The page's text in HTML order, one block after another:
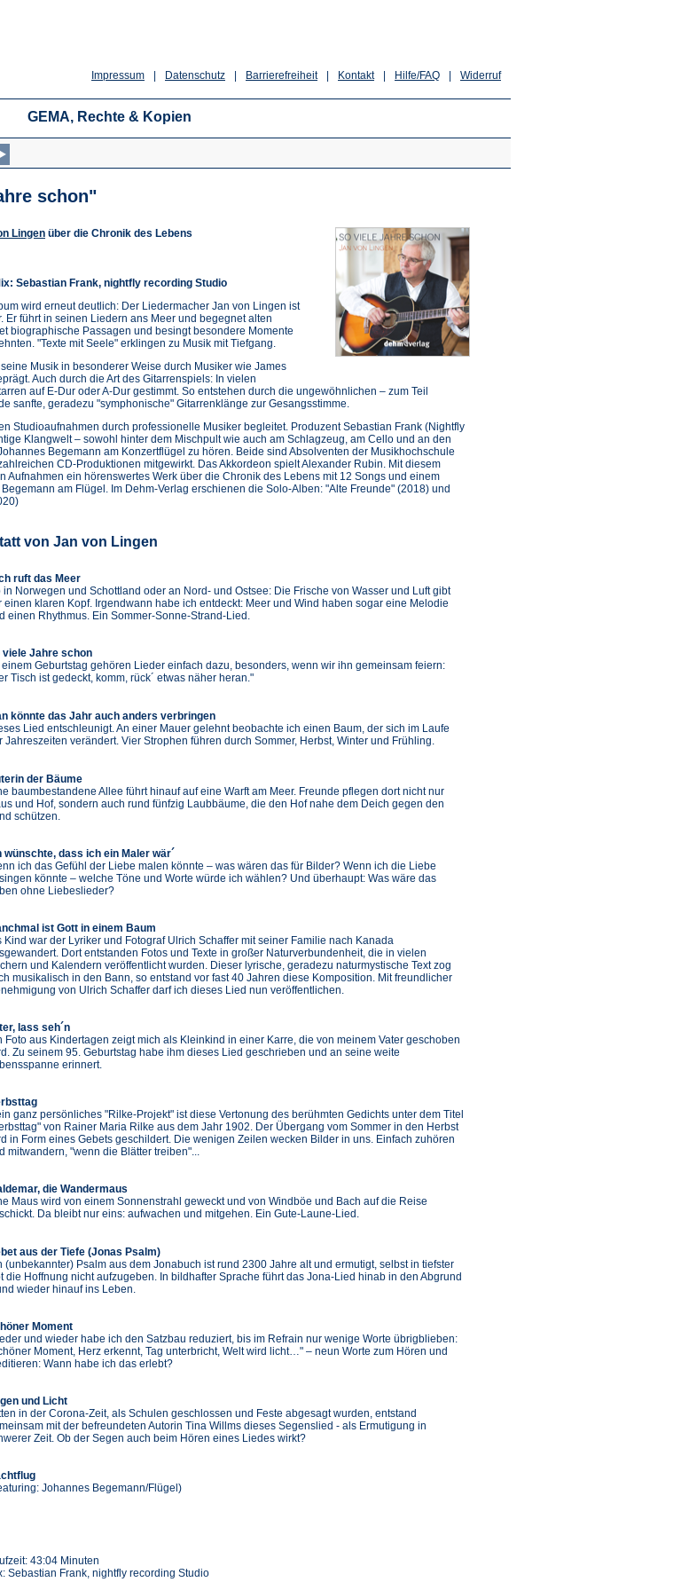
Widerruf
Hilfe/FAQ
Kontakt
Barrierefreiheit
Datenschutz
Impressum
GEMA, Rechte & Kopien
schon"
Lingen über die Chronik des Lebens
Sebastian Frank, nightfly recording Studio
wird erneut deutlich: Der Liedermacher Jan von Lingen ist
Er führt in seinen Liedern ans Meer und begegnet alten
biographische Passagen und besingt besondere Momente
"Texte mit Seele" erklingen zu Musik mit Tiefgang.
Musik in besonderer Weise durch Musiker wie James
Auch durch die Art des Gitarrenspiels: In vielen
auf E-Dur oder A-Dur gestimmt. So entstehen durch die ungewöhnlichen – zum Teil
sanfte, geradezu "symphonische" Gitarrenklänge zur Gesangsstimme.
Studioaufnahmen durch professionelle Musiker begleitet. Produzent Sebastian Frank (Nightfly
Klangwelt – sowohl hinter dem Mischpult wie auch am Schlagzeug, am Cello und an den
Begemann am Konzertflügel zu hören. Beide sind Absolventen der Musikhochschule
CD-Produktionen mitgewirkt. Das Akkordeon spielt Alexander Rubin. Mit diesem
Aufnahmen ein hörenswertes Werk über die Chronik des Lebens mit 12 Songs und einem
am Flügel. Im Dehm-Verlag erschienen die Solo-Alben: "Alte Freunde" (2018) und
von Jan von Lingen
ruft das Meer
in Norwegen und Schottland oder an Nord- und Ostsee: Die Frische von Wasser und Luft gibt
einen klaren Kopf. Irgendwann habe ich entdeckt: Meer und Wind haben sogar eine Melodie
einen Rhythmus. Ein Sommer-Sonne-Strand-Lied.
viele Jahre schon
einem Geburtstag gehören Lieder einfach dazu, besonders, wenn wir ihn gemeinsam feiern:
Tisch ist gedeckt, komm, rück´ etwas näher heran."
könnte das Jahr auch anders verbringen
Lied entschleunigt. An einer Mauer gelehnt beobachte ich einen Baum, der sich im Laufe
Jahreszeiten verändert. Vier Strophen führen durch Sommer, Herbst, Winter und Frühling.
der Bäume
baumbestandene Allee führt hinauf auf eine Warft am Meer. Freunde pflegen dort nicht nur
und Hof, sondern auch rund fünfzig Laubbäume, die den Hof nahe dem Deich gegen den
schützen.
wünschte, dass ich ein Maler wär´
ich das Gefühl der Liebe malen könnte – was wären das für Bilder? Wenn ich die Liebe
könnte – welche Töne und Worte würde ich wählen? Und überhaupt: Was wäre das
ohne Liebeslieder?
ist Gott in einem Baum
Kind war der Lyriker und Fotograf Ulrich Schaffer mit seiner Familie nach Kanada
Dort entstanden Fotos und Texte in großer Naturverbundenheit, die in vielen
und Kalendern veröffentlicht wurden. Dieser lyrische, geradezu naturmystische Text zog
musikalisch in den Bann, so entstand vor fast 40 Jahren diese Komposition. Mit freundlicher
von Ulrich Schaffer darf ich dieses Lied nun veröffentlichen.
lass seh´n
Foto aus Kindertagen zeigt mich als Kleinkind in einer Karre, die von meinem Vater geschoben
Zu seinem 95. Geburtstag habe ihm dieses Lied geschrieben und an seine weite
erinnert.
ganz persönliches "Rilke-Projekt" ist diese Vertonung des berühmten Gedichts unter dem Titel
von Rainer Maria Rilke aus dem Jahr 1902. Der Übergang vom Sommer in den Herbst
in Form eines Gebets geschildert. Die wenigen Zeilen wecken Bilder in uns. Einfach zuhören
mitwandern, "wenn die Blätter treiben"...
die Wandermaus
Maus wird von einem Sonnenstrahl geweckt und von Windböe und Bach auf die Reise
Da bleibt nur eins: aufwachen und mitgehen. Ein Gute-Laune-Lied.
aus der Tiefe (Jonas Psalm)
(unbekannter) Psalm aus dem Jonabuch ist rund 2300 Jahre alt und ermutigt, selbst in tiefster
die Hoffnung nicht aufzugeben. In bildhafter Sprache führt das Jona-Lied hinab in den Abgrund
wieder hinauf ins Leben.
Moment
und wieder habe ich den Satzbau reduziert, bis im Refrain nur wenige Worte übrigblieben:
Moment, Herz erkennt, Tag unterbricht, Welt wird licht…" – neun Worte zum Hören und
Wann habe ich das erlebt?
und Licht
in der Corona-Zeit, als Schulen geschlossen und Feste abgesagt wurden, entstand
mit der befreundeten Autorin Tina Willms dieses Segenslied - als Ermutigung in
Zeit. Ob der Segen auch beim Hören eines Liedes wirkt?
Johannes Begemann/Flügel)
43:04 Minuten
Sebastian Frank, nightfly recording Studio